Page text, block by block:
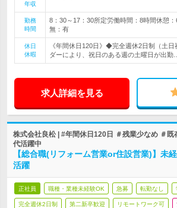
年収
勤務
時間
8：30～17：30所定労働時間：8時間休憩
無：有
休日
休暇
《年間休日120日》◆完全週休2日制（土
ダーにより、祝日のある週の土曜日が出勤…
求人詳細を見る
株式会社良松 | #年間休日120日 ＃残業少なめ ＃
代活躍中
【総合職(リフォーム営業or住設営業)】未
活躍
正社員 職種・業種未経験OK 急募 転勤なし
完全週休2日制 第二新卒歓迎 リモートワーク可